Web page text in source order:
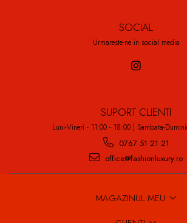
SOCIAL
Urmareste-ne in social media
SUPORT CLIENTI
Luni-Vineri - 11:00 - 18:00 | Sambata-
0767 51 21 21
office@fashionluxury.ro
MAGAZINUL MEU